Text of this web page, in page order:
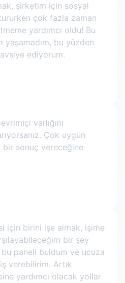
şirketim için sosyal
çok fazla zaman
yardımcı oldu! Bu
bu yüzden
ediyorum.
varlığını
Çok uygun
sonuç vereceğine
için birini işe almak, işime
bir şey
paneli buldum ve ucuza
verebilirim. Artık
yardımcı olacak yollar